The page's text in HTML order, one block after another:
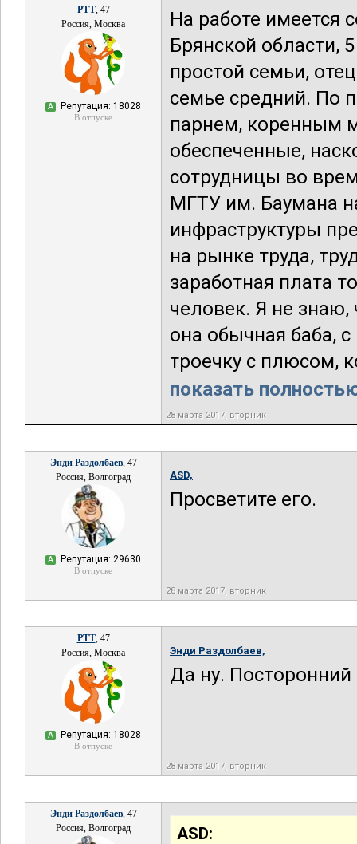
РТТ, 47
Россия, Москва
А Репутация: 18028
В отпуске
На работе имеется
Брянской области,
простой семьи,
семье средний. По
парнем, коренным
обеспеченные,
сотрудницы во
МГТУ им. Баумана
инфраструктуры
на рынке труда,
заработная плата
человек. Я не
она обычная баба,
троечку с плюсом,
показать
28 марта 2017, вторник
Энди Раздолбаев, 47
Россия, Волгоград
А Репутация: 29630
В отпуске
ASD,
Просветите его.
28 марта 2017, вторник
РТТ, 47
Россия, Москва
А Репутация: 18028
В отпуске
Энди Раздолбаев,
Да ну.
28 марта 2017, вторник
Энди Раздолбаев, 47
Россия, Волгоград
ASD: